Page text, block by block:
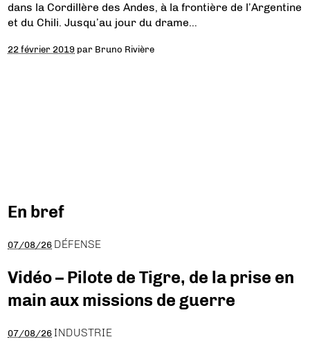
dans la Cordillère des Andes, à la frontière de l’Argentine
et du Chili. Jusqu’au jour du drame…
22 février 2019 par Bruno Rivière
En bref
07/08/26 DÉFENSE
Vidéo – Pilote de Tigre, de la prise en
main aux missions de guerre
07/08/26 INDUSTRIE